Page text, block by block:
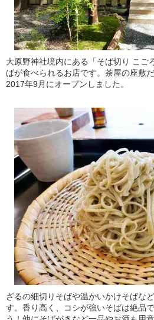
大原野神社境内にある「そば切り こご
ばが食べられるお店です。茶屋の座敷
2017年9月にオープンしました。
ざるの細切りそばや温かいかけそばな
す。香り高く、コシが強いそばは絶品